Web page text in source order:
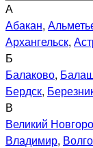
А
Абакан,
Архангельск,
Б
Балаково,
Бердск,
В
Великий
Владимир,